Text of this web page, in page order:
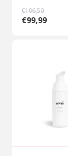
€106,50
€99,99